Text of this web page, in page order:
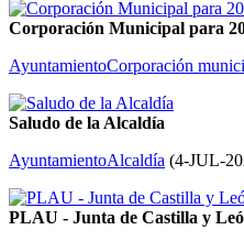
Corporación Municipal para
AyuntamientoCorporación
Saludo de la Alcaldía
AyuntamientoAlcaldía (4-JUL-
PLAU - Junta de Castilla y